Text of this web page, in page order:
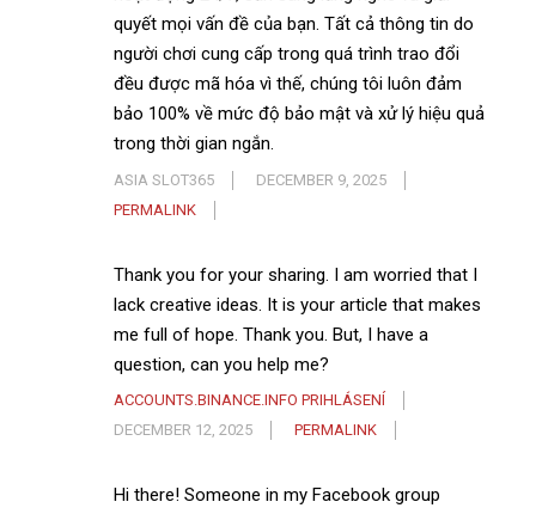
quyết mọi vấn đề của bạn. Tất cả thông tin do
người chơi cung cấp trong quá trình trao đổi
đều được mã hóa vì thế, chúng tôi luôn đảm
bảo 100% về mức độ bảo mật và xử lý hiệu quả
trong thời gian ngắn.
ASIA SLOT365
DECEMBER 9, 2025
PERMALINK
Thank you for your sharing. I am worried that I
lack creative ideas. It is your article that makes
me full of hope. Thank you. But, I have a
question, can you help me?
ACCOUNTS.BINANCE.INFO PRIHLÁSENÍ
DECEMBER 12, 2025
PERMALINK
Hi there! Someone in my Facebook group